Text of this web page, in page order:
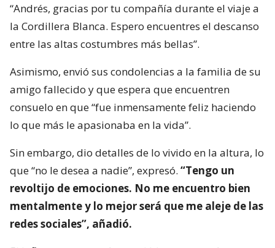
“Andrés, gracias por tu compañía durante el viaje a
la Cordillera Blanca. Espero encuentres el descanso
entre las altas costumbres más bellas”.
Asimismo, envió sus condolencias a la familia de su
amigo fallecido y que espera que encuentren
consuelo en que “fue inmensamente feliz haciendo
lo que más le apasionaba en la vida”.
Sin embargo, dio detalles de lo vivido en la altura, lo
que “no le desea a nadie”, expresó. “Tengo un
revoltijo de emociones. No me encuentro bien
mentalmente y lo mejor será que me aleje de las
redes sociales”, añadió.